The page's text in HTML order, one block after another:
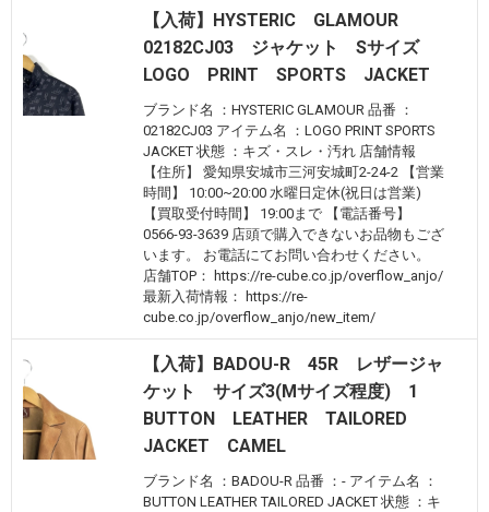
【入荷】HYSTERIC GLAMOUR
02182CJ03 ジャケット Sサイズ
LOGO PRINT SPORTS JACKET
ブランド名 ：HYSTERIC GLAMOUR 品番 ：
02182CJ03 アイテム名 ：LOGO PRINT SPORTS
JACKET 状態 ：キズ・スレ・汚れ 店舗情報
【住所】 愛知県安城市三河安城町2-24-2 【営業
時間】 10:00~20:00 水曜日定休(祝日は営業)
【買取受付時間】 19:00まで 【電話番号】
0566-93-3639 店頭で購入できないお品物もござ
います。 お電話にてお問い合わせください。
店舗TOP： https://re-cube.co.jp/overflow_anjo/
最新入荷情報： https://re-
cube.co.jp/overflow_anjo/new_item/
【入荷】BADOU-R 45R レザージャ
ケット サイズ3(Mサイズ程度) 1
BUTTON LEATHER TAILORED
JACKET CAMEL
ブランド名 ：BADOU-R 品番 ：- アイテム名 ：
BUTTON LEATHER TAILORED JACKET 状態 ：キ